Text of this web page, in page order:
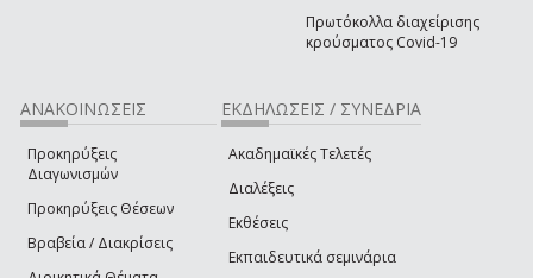
Πρωτόκολλα διαχείρισης
κρούσματος Covid-19
ΑΝΑΚΟΙΝΩΣΕΙΣ
Προκηρύξεις
Διαγωνισμών
Προκηρύξεις Θέσεων
Βραβεία / Διακρίσεις
ΕΚΔΗΛΩΣΕΙΣ / ΣΥΝΕΔΡΙΑ
Ακαδημαϊκές Τελετές
Διαλέξεις
Εκθέσεις
Εκπαιδευτικά σεμινάρια